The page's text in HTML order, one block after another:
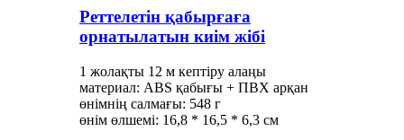
Реттелетін қабырғаға
орнатылатын киім жібі
1 жолақты 12 м кептіру алаңы
материал: ABS қабығы + ПВХ арқан
өнімнің салмағы: 548 г
өнім өлшемі: 16,8 * 16,5 * 6,3 см